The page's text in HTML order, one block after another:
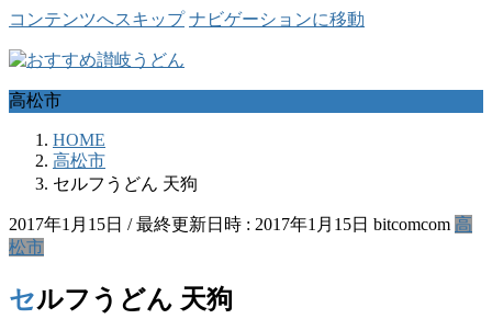
コンテンツへスキップ ナビゲーションに移動
高松市
HOME
高松市
セルフうどん 天狗
2017年1月15日 / 最終更新日時 : 2017年1月15日 bitcomcom 高
松市
セルフうどん 天狗